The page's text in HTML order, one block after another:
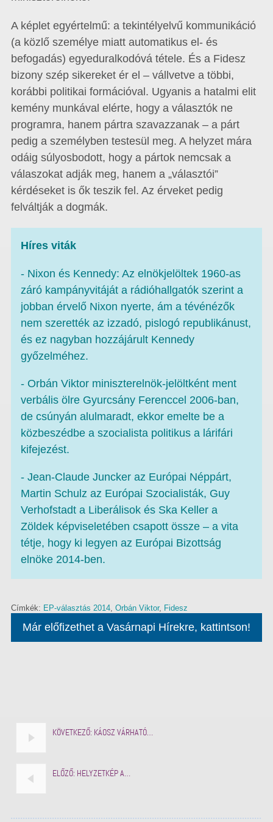
A képlet egyértelmű: a tekintélyelvű kommunikáció
(a közlő személye miatt automatikus el- és
befogadás) egyeduralkodóvá tétele. És a Fidesz
bizony szép sikereket ér el – vállvetve a többi,
korábbi politikai formációval. Ugyanis a hatalmi elit
kemény munkával elérte, hogy a választók ne
programra, hanem pártra szavazzanak – a párt
pedig a személyben testesül meg. A helyzet mára
odáig súlyosbodott, hogy a pártok nemcsak a
válaszokat adják meg, hanem a „választói”
kérdéseket is ők teszik fel. Az érveket pedig
felváltják a dogmák.
Híres viták
- Nixon és Kennedy: Az elnökjelöltek 1960-as
záró kampányvitáját a rádióhallgatók szerint a
jobban érvelő Nixon nyerte, ám a tévénézők
nem szerették az izzadó, pislogó republikánust,
és ez nagyban hozzájárult Kennedy
győzelméhez.
- Orbán Viktor miniszterelnök-jelöltként ment
verbális ölre Gyurcsány Ferenccel 2006-ban,
de csúnyán alulmaradt, ekkor emelte be a
közbeszédbe a szocialista politikus a lárifári
kifejezést.
- Jean-Claude Juncker az Európai Néppárt,
Martin Schulz az Európai Szocialisták, Guy
Verhofstadt a Liberálisok és Ska Keller a
Zöldek képviseletében csapott össze – a vita
tétje, hogy ki legyen az Európai Bizottság
elnöke 2014-ben.
Címkék: EP-választás 2014, Orbán Viktor, Fidesz
Már előfizethet a Vasárnapi Hírekre, kattintson!
KÖVETKEZŐ: KÁOSZ VÁRHATÓ…
ELŐZŐ: HELYZETKÉP A…